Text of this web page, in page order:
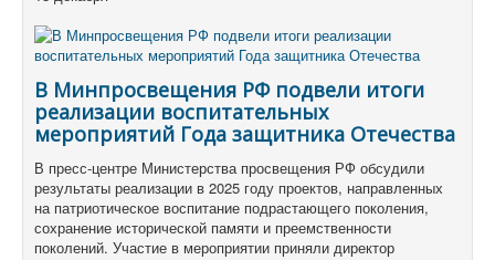
В Минпросвещения РФ подвели итоги
реализации воспитательных
мероприятий Года защитника Отечества
В пресс-центре Министерства просвещения РФ обсудили
результаты реализации в 2025 году проектов, направленных
на патриотическое воспитание подрастающего поколения,
сохранение исторической памяти и преемственности
поколений. Участие в мероприятии приняли директор